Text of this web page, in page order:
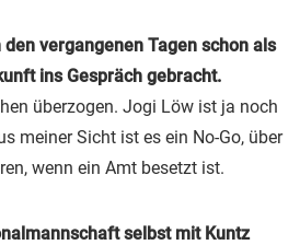
vergangenen Tagen schon als
ins Gespräch gebracht.
überzogen. Jogi Löw ist ja noch
meiner Sicht ist es ein No-Go, über
wenn ein Amt besetzt ist.
selbst mit Kuntz